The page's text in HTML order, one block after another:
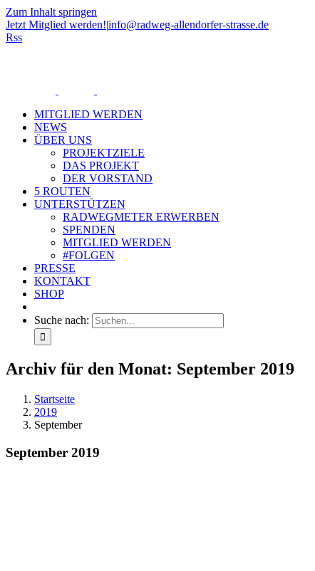
Zum Inhalt springen
Jetzt Mitglied werden!|info@radweg-allendorfer-strasse.de
Rss
MITGLIED WERDEN
NEWS
ÜBER UNS
PROJEKTZIELE
DAS PROJEKT
DER VORSTAND
5 ROUTEN
UNTERSTÜTZEN
RADWEGMETER ERWERBEN
SPENDEN
MITGLIED WERDEN
#FOLGEN
PRESSE
KONTAKT
SHOP
Suche nach:
Archiv für den Monat: September 2019
Startseite
2019
September
September 2019